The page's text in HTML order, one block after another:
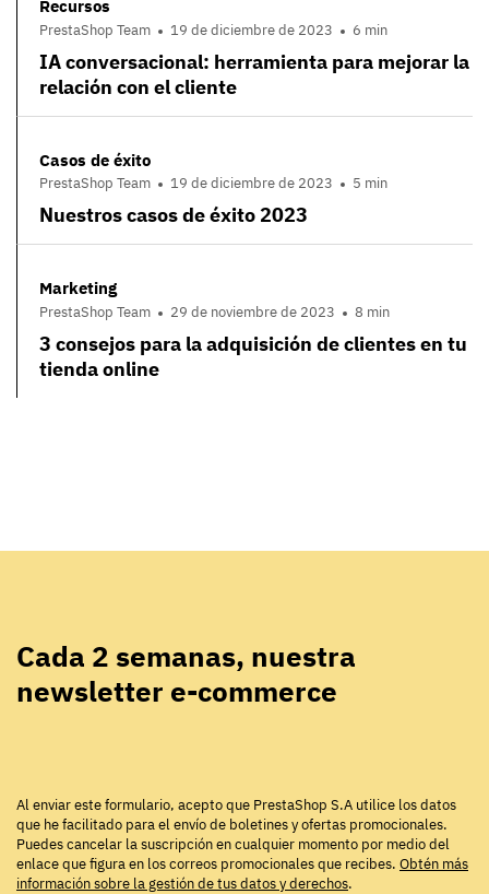
Recursos
PrestaShop Team 19 de diciembre de 2023 6 min
IA conversacional: herramienta para mejorar la
relación con el cliente
Casos de éxito
PrestaShop Team 19 de diciembre de 2023 5 min
Nuestros casos de éxito 2023
Marketing
PrestaShop Team 29 de noviembre de 2023 8 min
3 consejos para la adquisición de clientes en tu
tienda online
Cada 2 semanas, nuestra
newsletter e-commerce
Al enviar este formulario, acepto que PrestaShop S.A utilice los datos
que he facilitado para el envío de boletines y ofertas promocionales.
Puedes cancelar la suscripción en cualquier momento por medio del
enlace que figura en los correos promocionales que recibes. Obtén más
información sobre la gestión de tus datos y derechos.